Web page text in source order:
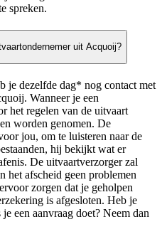
spreken.
uit Acquoij?
je dezelfde dag* nog contact met
Wanneer je een
het regelen van de uitvaart
worden genomen. De
jou, om te luisteren naar de
hij bekijkt wat er
De uitvaartverzorger zal
het afscheid geen problemen
zorgen dat je geholpen
is afgesloten. Heb je
een aanvraag doet? Neem dan